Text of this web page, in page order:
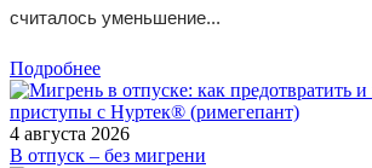
считалось уменьшение...
Подробнее
4 августа 2026
В отпуск – без мигрени